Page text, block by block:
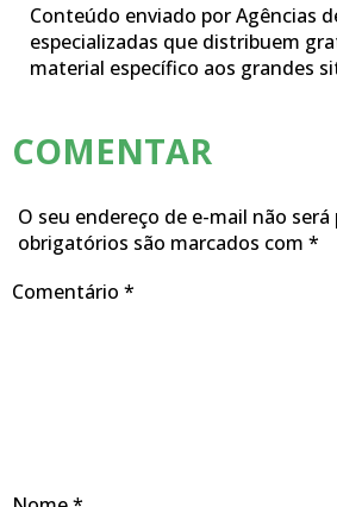
Conteúdo enviado por Agências
especializadas que distribuem
material específico aos grandes
COMENTAR
O seu endereço de e-mail não será
obrigatórios são marcados com *
Comentário *